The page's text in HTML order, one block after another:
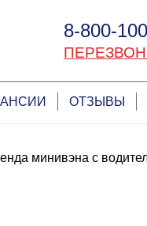
8-800-
ОТЗЫВЫ
минивэна с